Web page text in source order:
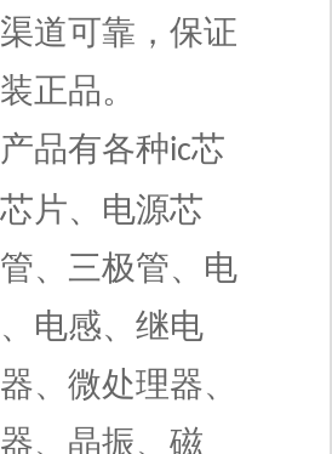
道可靠，保证
正品。
品有各种ic芯
片、电源芯
、三极管、电
电感、继电
、微处理器、
、晶振、磁